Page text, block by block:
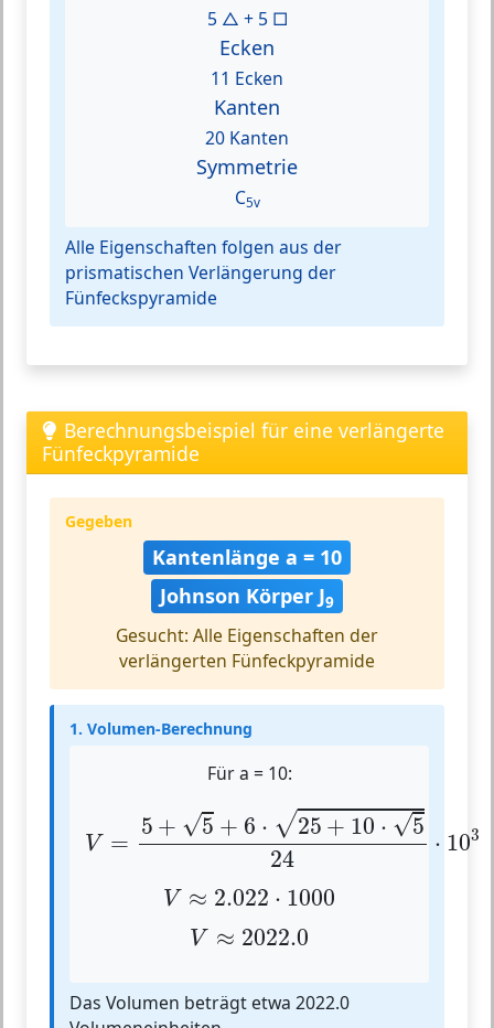
5 △ + 5 □
Ecken
11 Ecken
Kanten
20 Kanten
Symmetrie
C5v
Alle Eigenschaften folgen aus der
prismatischen Verlängerung der
Fünfeckspyramide
Berechnungsbeispiel für eine verlängerte
Fünfeckpyramide
Gegeben
Kantenlänge a = 10
Johnson Körper J9
Gesucht: Alle Eigenschaften der
verlängerten Fünfeckpyramide
1. Volumen-Berechnung
Für a = 10:
V =
5 + √5 + 6 ⋅ √25 + 10 ⋅ √5
24
⋅ 103
+5 10⋅524⋅103
V ≈ 2.022 ⋅ 1000
V ≈2.022⋅ 1000
V ≈ 2022.0
V ≈2022.0
Das Volumen beträgt etwa 2022.0